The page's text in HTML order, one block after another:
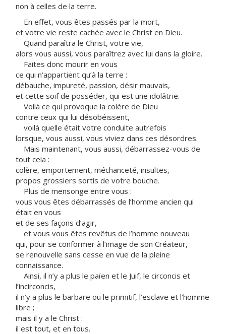
non à celles de la terre.
En effet, vous êtes passés par la mort,
et votre vie reste cachée avec le Christ en Dieu.
Quand paraîtra le Christ, votre vie,
alors vous aussi, vous paraîtrez avec lui dans la gloire.
Faites donc mourir en vous
ce qui n’appartient qu’à la terre :
débauche, impureté, passion, désir mauvais,
et cette soif de posséder, qui est une idolâtrie.
Voilà ce qui provoque la colère de Dieu
contre ceux qui lui désobéissent,
voilà quelle était votre conduite autrefois
lorsque, vous aussi, vous viviez dans ces désordres.
Mais maintenant, vous aussi, débarrassez-vous de
tout cela :
colère, emportement, méchanceté, insultes,
propos grossiers sortis de votre bouche.
Plus de mensonge entre vous :
vous vous êtes débarrassés de l’homme ancien qui
était en vous
et de ses façons d’agir,
et vous vous êtes revêtus de l’homme nouveau
qui, pour se conformer à l’image de son Créateur,
se renouvelle sans cesse en vue de la pleine
connaissance.
Ainsi, il n’y a plus le païen et le Juif, le circoncis et
l’incirconcis,
il n’y a plus le barbare ou le primitif, l’esclave et l’homme
libre ;
mais il y a le Christ :
il est tout, et en tous.